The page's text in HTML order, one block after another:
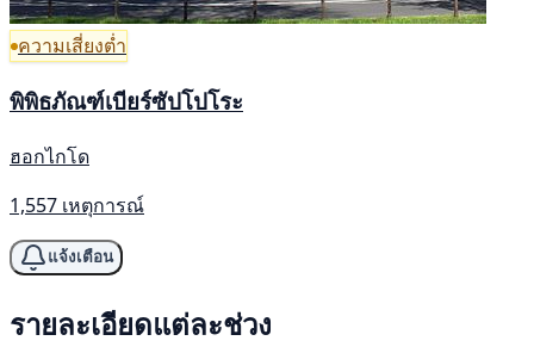
ความเสี่ยงต่ำ
พิพิธภัณฑ์เบียร์ซัปโปโระ
ฮอกไกโด
1,557 เหตุการณ์
แจ้งเตือน
รายละเอียดแต่ละช่วง